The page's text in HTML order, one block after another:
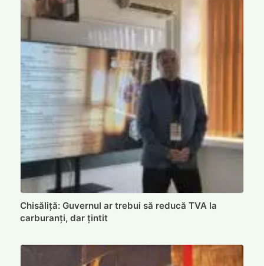
Chisăliță: Guvernul ar trebui să reducă TVA la
carburanți, dar țintit